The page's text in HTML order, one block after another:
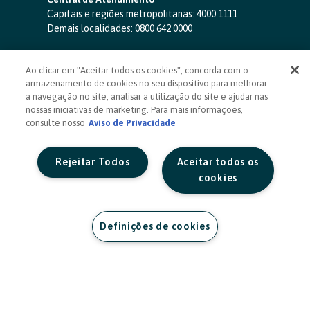
Capitais e regiões metropolitanas: 4000 1111
Demais localidades: 0800 642 0000
SAC 24 horas-0800 724 4420
Ouvidoria
0800 725 0996
(de segunda a sexta, das 8h às 20h)
ouvidoriasicoob.com.br
Deficientes auditivos ou de fala
Ao clicar em "Aceitar todos os cookies", concorda com o
armazenamento de cookies no seu dispositivo para melhorar
a navegação no site, analisar a utilização do site e ajudar nas
nossas iniciativas de marketing. Para mais informações,
consulte nosso Aviso de Privacidade
Aceitar todos os
cookies
Rejeitar Todos
Definições de cookies